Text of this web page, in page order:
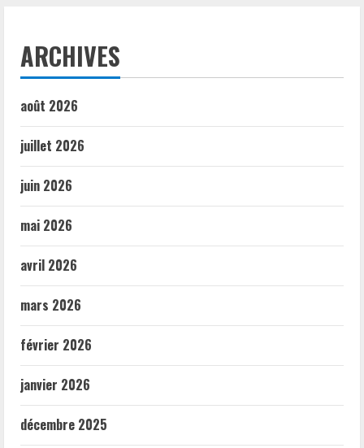
ARCHIVES
août 2026
juillet 2026
juin 2026
mai 2026
avril 2026
mars 2026
février 2026
janvier 2026
décembre 2025